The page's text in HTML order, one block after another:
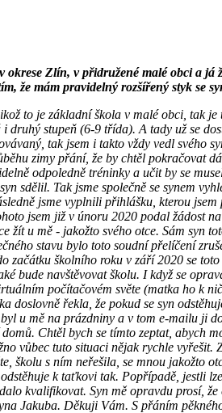
okrese Zlín, v přidružené malé obci a já
že mám pravidelný rozšířený styk se
to je základní škola v malé obci, tak je
stupeň (6-9 třída). A tady už se
tak jsem i takto vždy vedl svého
zimy přání, že by chtěl pokračovat
odpoledně tréninky a učit by se
sdělil. Tak jsme společně se synem
jsme vyplnili přihlášku, kterou jsem
jsem již v únoru 2020 podal žádost
žít u mě - jakožto svého otce. Sám syn
stavu bylo toto soudní přelíčení
začátku školního roku v září 2020 se
bude navštěvovat školu. I když se
počítačovém světe (matka ho k
doslovně řekla, že pokud se syn
u mě na prázdniny a v tom e-mailu ji
Chtěl bych se tímto zeptat, abych
vůbec tuto situaci nějak rychle vyřešit.
školu s ním neřešila, se mnou jakožto
k taťkovi tak. Popřípadě, jestli
kvalifikovat. Syn mě opravdu prosí, že
Jakuba. Děkuji Vám. S přáním